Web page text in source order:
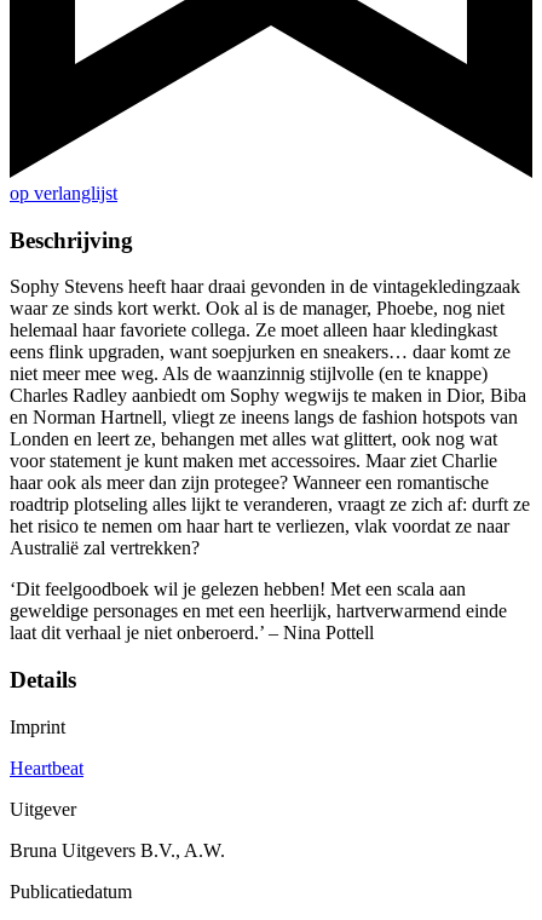
op verlanglijst
Beschrijving
Sophy Stevens heeft haar draai gevonden in de vintagekledingzaak
waar ze sinds kort werkt. Ook al is de manager, Phoebe, nog niet
helemaal haar favoriete collega. Ze moet alleen haar kledingkast
eens flink upgraden, want soepjurken en sneakers… daar komt ze
niet meer mee weg. Als de waanzinnig stijlvolle (en te knappe)
Charles Radley aanbiedt om Sophy wegwijs te maken in Dior, Biba
en Norman Hartnell, vliegt ze ineens langs de fashion hotspots van
Londen en leert ze, behangen met alles wat glittert, ook nog wat
voor statement je kunt maken met accessoires. Maar ziet Charlie
haar ook als meer dan zijn protegee? Wanneer een romantische
roadtrip plotseling alles lijkt te veranderen, vraagt ze zich af: durft ze
het risico te nemen om haar hart te verliezen, vlak voordat ze naar
Australië zal vertrekken?
‘Dit feelgoodboek wil je gelezen hebben! Met een scala aan
geweldige personages en met een heerlijk, hartverwarmend einde
laat dit verhaal je niet onberoerd.’ – Nina Pottell
Details
Imprint
Heartbeat
Uitgever
Bruna Uitgevers B.V., A.W.
Publicatiedatum